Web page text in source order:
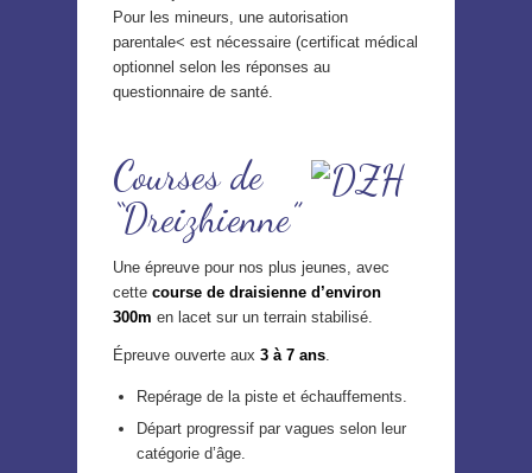
Pour les mineurs, une autorisation
parentale< est nécessaire (certificat médical
optionnel selon les réponses au
questionnaire de santé.
Courses de
“Dreizhienne”
Une épreuve pour nos plus jeunes, avec
cette course de draisienne d’environ
300m en lacet sur un terrain stabilisé.
Épreuve ouverte aux 3 à 7 ans
Repérage de la piste et échauffements.
Départ progressif par vagues selon leur
catégorie d’âge.